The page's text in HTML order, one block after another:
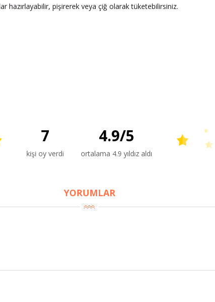
hazırlayabilir, pişirerek veya çiğ olarak tüketebilirsiniz.
7
kişi oy verdi
4.9/5
ortalama 4.9 yıldız aldı
YORUMLAR